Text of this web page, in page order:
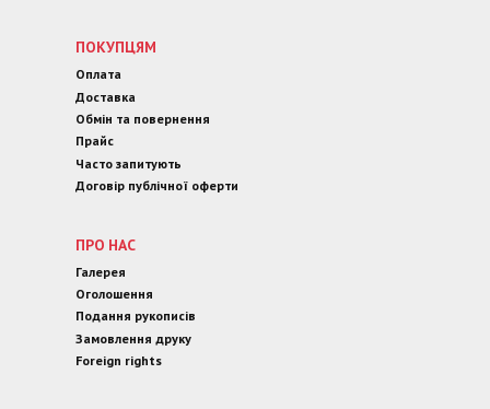
ПОКУПЦЯМ
Оплата
Доставка
Обмін та повернення
Прайс
Часто запитують
Договір публічної оферти
ПРО НАС
Галерея
Оголошення
Подання рукописів
Замовлення друку
Foreign rights